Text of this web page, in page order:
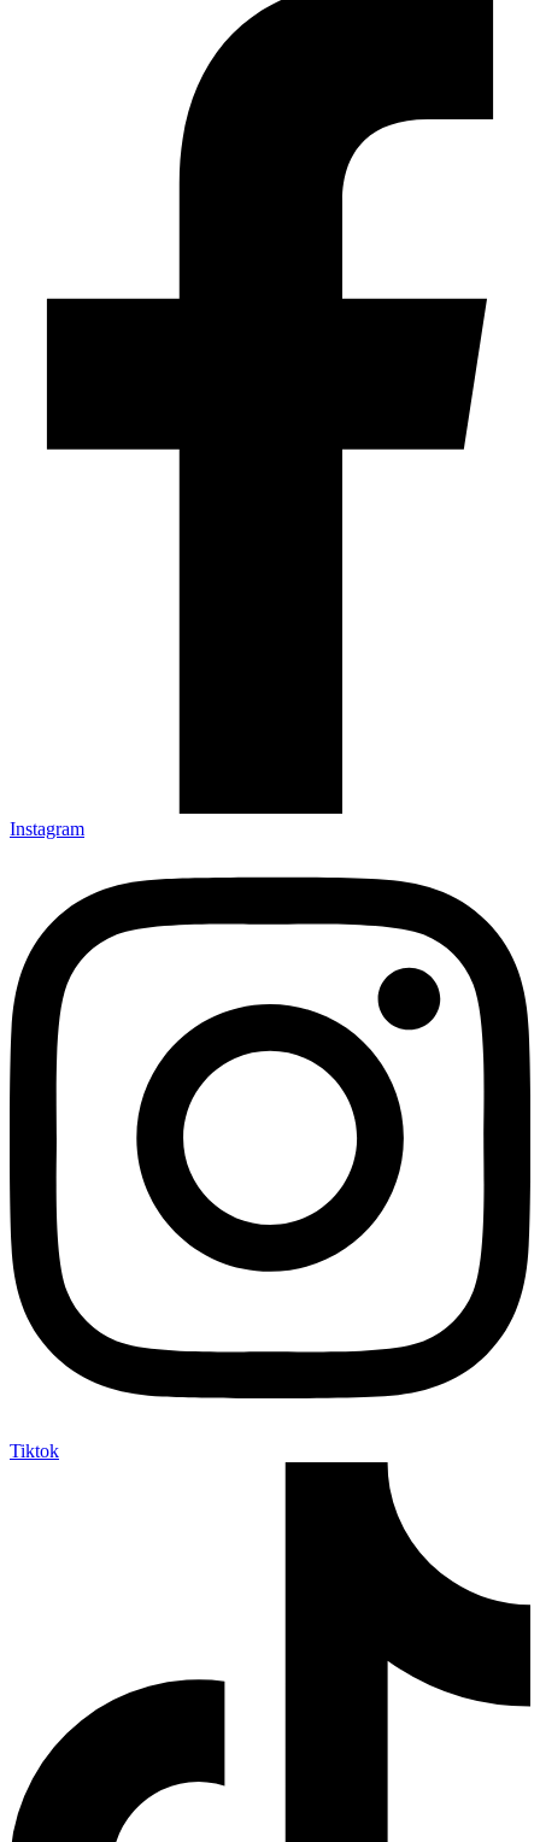
Instagram
Tiktok